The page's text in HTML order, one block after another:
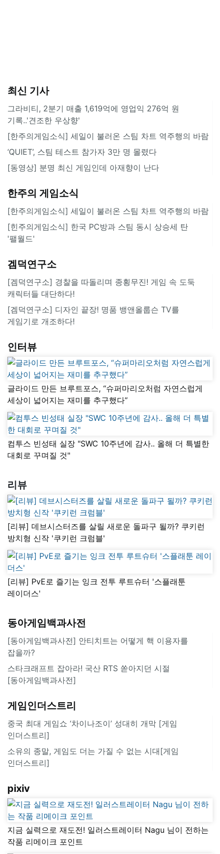
최신 기사
그라비티, 2분기 매출 1,619억에 영업익 276억 원
기록..'견조한 우상향'
[한주의게임소식] 세일이 불러온 스팀 차트 역주행의 바람
‘QUIET’, 스팀 테스트 참가자 3만 명 몰렸다
[동영상] 분명 최신 게임인데 아재향이 난다
한주의 게임소식
[한주의게임소식] 세일이 불러온 스팀 차트 역주행의 바람
[힌주의게임소식] 한국 PC방과 스팀 동시 상승세 탄
'팰월드'
겜덕연구소
[겜덕연구소] 경찰을 따돌리며 종횡무진! 게임 속 도둑
캐릭터들 대단하다!
[겜덕연구소] 디자인 끝장! 명품 뱅앤올룹슨 TV를
게임기로 개조하다!
인터뷰
글라이드 만든 브루트포스, “슈퍼마리오처럼 자연스럽게
세상이 넓어지는 재미를 추구했다”
컴투스 빈성태 실장 "SWC 10주년에 감사.. 올해 더 특별한
대회로 꾸며질 것"
리뷰
[리뷰] 데브시스터즈를 살릴 새로운 돌파구 될까? 쿠키런
방치형 신작 '쿠키런 크럼블'
[리뷰] PvE로 즐기는 잉크 전투 루트슈터 '스플래툰
레이더스'
동아게임백과사전
[동아게임백과사전] 안티치트는 어떻게 핵 이용자를
잡을까?
스타크래프트 잡아라! 국산 RTS 쏟아지던 시절
[동아게임백과사전]
게임인더스트리
중국 최대 게임쇼 ‘차이나조이’ 성대히 개막 [게임
인더스트리]
소유의 종말, 게임도 더는 가질 수 없는 시대[게임
인더스트리]
pixiv
지금 실력으로 재도전! 일러스트레이터 Nagu 님이 전하는
작품 리메이크 포인트